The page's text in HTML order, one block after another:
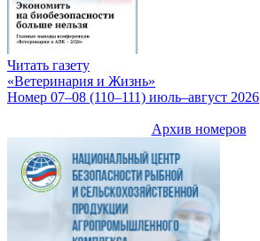
Читать газету
«Ветеринария и Жизнь»
Номер 07–08 (110–111) июль–август 2026
Архив номеров